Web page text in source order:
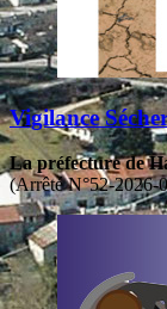
Vigilance
La préfecture de
(Arrêté N°52-2026-